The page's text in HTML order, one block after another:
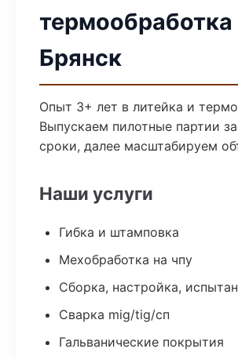
термообработка
Брянск
Опыт 3+ лет в литейка и
Выпускаем пилотные партии
сроки, далее масштабируем
Наши услуги
Гибка и штамповка
Мехобработка на чпу
Сборка, настройка,
Сварка mig/tig/сп
Гальванические покрытия